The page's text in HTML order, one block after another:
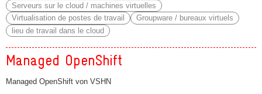
Serveurs sur le cloud / machines virtuelles
Virtualisation de postes de travail
Groupware / bureaux virtuels
lieu de travail dans le cloud
Managed OpenShift
Managed OpenShift von VSHN